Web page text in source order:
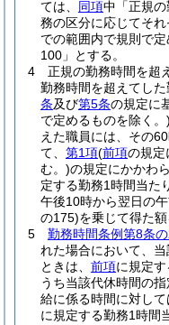
ては、 同項中「正規
務の区分に応じてそ
での範囲内で規則で
100」とする。
4
正規の勤務時間を超
勤務時間を超えてした
条及び第5条の規定に
で定めるものを除く。)
えた職員には、その
て、 第1項(前項の規定
む。)の規定にかかわ
定する勤務1時間当た
午後10時から翌日の
の175)を乗じて得た
5
勤務時間条例第8条
れた場合において、
ときは、 前項に規定
うち当該代休時間の
給に係る時間に対して
に規定する勤務1時間